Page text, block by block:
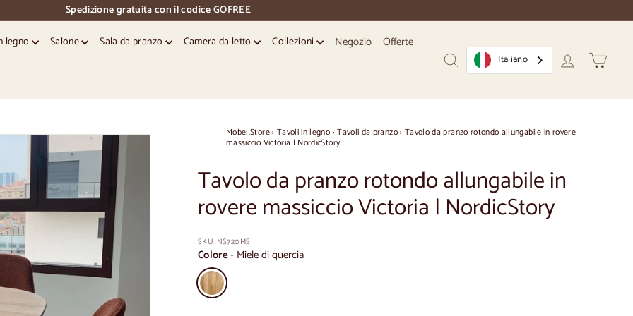
pausa
diapositive
Spedizione gratuita con il codice GOFREE
legno Salone Sala da pranzo Camera da letto Collezioni Negozio Offerte
Ricerca Italiano Conto Carrello
Mobel.Store› Tavoli in legno ›Tavoli da pranzo› Tavolo da pranzo rotondo allungabile in rovere
massiccio Victoria | NordicStory
Tavolo da pranzo rotondo allungabile in
rovere massiccio Victoria | NordicStory
SKU: NS720MS
Colore- Miele di quercia